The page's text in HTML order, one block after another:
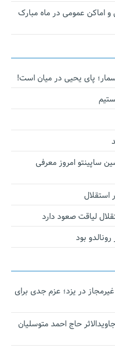
اماکن عمومی در ماه مبارک
پای یحیی در میان است!
ساپینتو امروز معرفی
استقلال
لیاقت صعود دارد
بود
در یزد؛ عزم جدی برای
حاج احمد متوسلیان